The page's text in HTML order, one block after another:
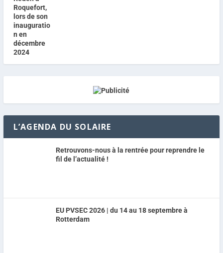
L’AGENDA DU SOLAIRE
Retrouvons-nous à la rentrée pour reprendre le
fil de l’actualité !
EU PVSEC 2026 | du 14 au 18 septembre à
Rotterdam